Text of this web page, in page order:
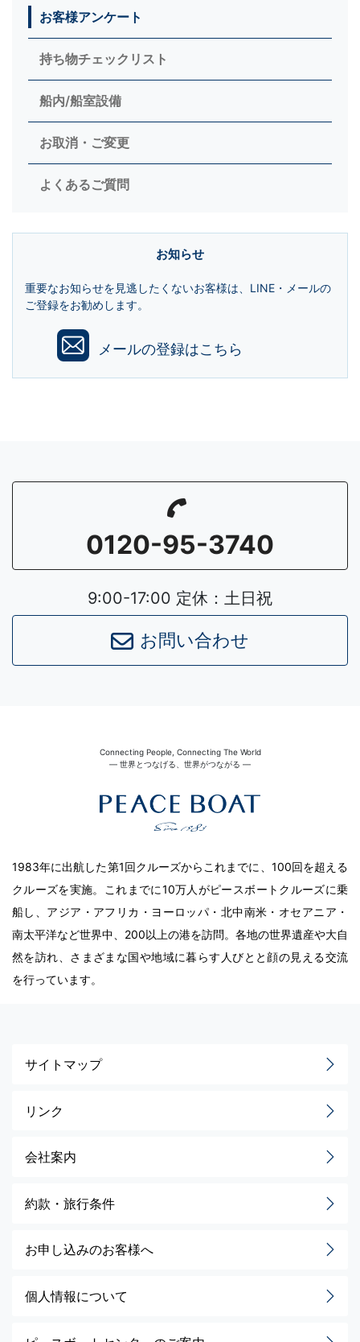
お客様アンケート
持ち物チェックリスト
船内/船室設備
お取消・ご変更
よくあるご質問
お知らせ
重要なお知らせを見逃したくないお客様は、LINE・メールの
ご登録をお勧めします。
メールの登録はこちら
0120-95-3740
9:00-17:00 定休：土日祝
お問い合わせ
Connecting People, Connecting The World
― 世界とつなげる、世界がつながる ―
1983年に出航した第1回クルーズからこれまでに、100回を超える
クルーズを実施。これまでに10万人がピースボートクルーズに乗
船し、アジア・アフリカ・ヨーロッパ・北中南米・オセアニア・
南太平洋など世界中、200以上の港を訪問。各地の世界遺産や大自
然を訪れ、さまざまな国や地域に暮らす人びとと顔の見える交流
を行っています。
サイトマップ
リンク
会社案内
約款・旅行条件
お申し込みのお客様へ
個人情報について